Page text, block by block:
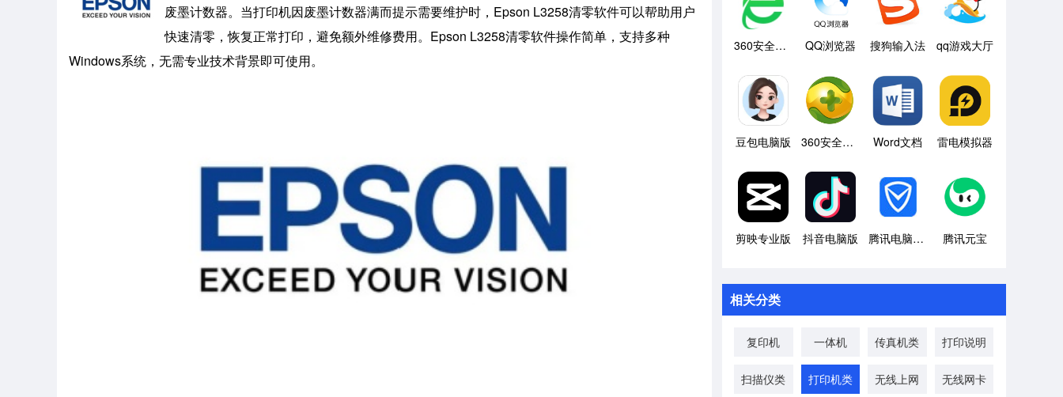
废墨计数器。当打印机因废墨计数器满而提示需要维护时，Epson L3258清零软件可以帮助用户
快速清零，恢复正常打印，避免额外维修费用。Epson L3258清零软件操作简单，支持多种
Windows系统，无需专业技术背景即可使用。
360安全浏览器 QQ浏览器 搜狗输入法 qq游戏大厅
豆包电脑版 360安全卫士 Word文档 雷电模拟器
剪映专业版 抖音电脑版 腾讯电脑管家 腾讯元宝
相关分类
复印机 一体机 传真机类 打印说明
扫描仪类 打印机类 无线上网 无线网卡